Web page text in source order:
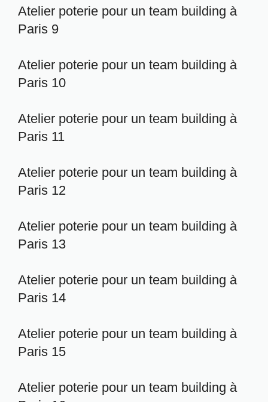
Atelier poterie pour un team building à
Paris 9
Atelier poterie pour un team building à
Paris 10
Atelier poterie pour un team building à
Paris 11
Atelier poterie pour un team building à
Paris 12
Atelier poterie pour un team building à
Paris 13
Atelier poterie pour un team building à
Paris 14
Atelier poterie pour un team building à
Paris 15
Atelier poterie pour un team building à